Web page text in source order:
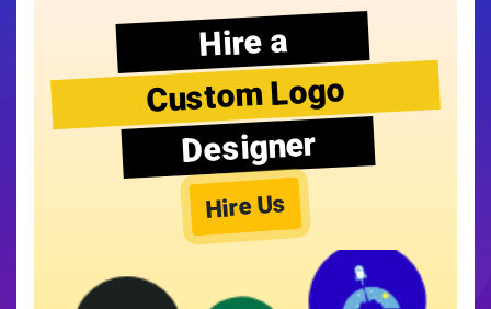
Hire a
Custom Logo
Designer
Hire Us